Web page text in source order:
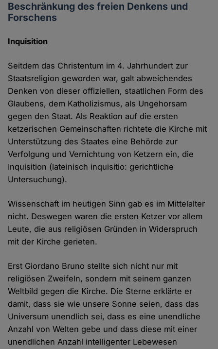
Beschränkung des freien Denkens und
Forschens
Inquisition
Seitdem das Christentum im 4. Jahrhundert zur
Staatsreligion geworden war, galt abweichendes
Denken von dieser offiziellen, staatlichen Form des
Glaubens, dem Katholizismus, als Ungehorsam
gegen den Staat. Als Reaktion auf die ersten
ketzerischen Gemeinschaften richtete die Kirche mit
Unterstützung des Staates eine Behörde zur
Verfolgung und Vernichtung von Ketzern ein, die
Inquisition (lateinisch inquisitio: gerichtliche
Untersuchung).
Wissenschaft im heutigen Sinn gab es im Mittelalter
nicht. Deswegen waren die ersten Ketzer vor allem
Leute, die aus religiösen Gründen in Widerspruch
mit der Kirche gerieten.
Erst Giordano Bruno stellte sich nicht nur mit
religiösen Zweifeln, sondern mit seinem ganzen
Weltbild gegen die Kirche. Die Sterne erklärte er
damit, dass sie wie unsere Sonne seien, dass das
Universum unendlich sei, dass es eine unendliche
Anzahl von Welten gebe und dass diese mit einer
unendlichen Anzahl intelligenter Lebewesen